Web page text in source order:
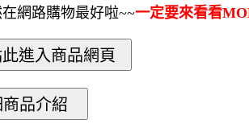
網路購物最好啦~~一定要來看看